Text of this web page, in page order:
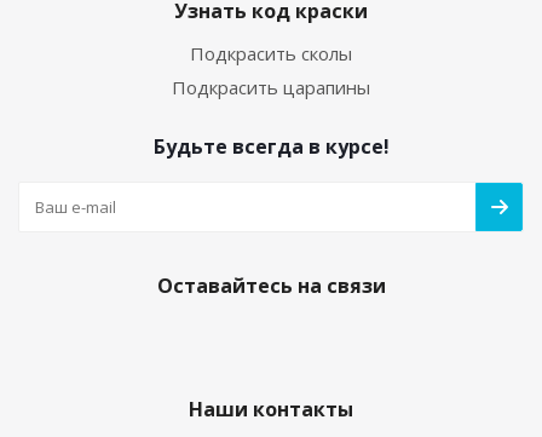
Узнать код краски
Подкрасить сколы
Подкрасить царапины
Будьте всегда в курсе!
Оставайтесь на связи
Наши контакты